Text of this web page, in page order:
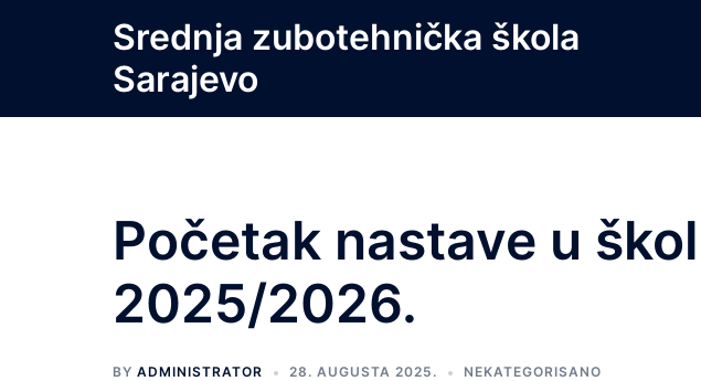
Srednja zubotehnička škola
Sarajevo
Početak nastave u
2025/2026.
BY ADMINISTRATOR 28. AUGUSTA 2025. NEKATEGORISANO